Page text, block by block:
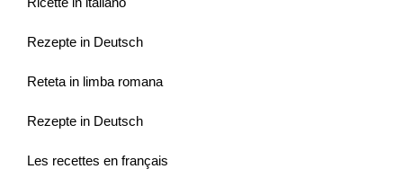
Rezepte in Deutsch
Reteta in limba romana
Rezepte in Deutsch
Les recettes en français